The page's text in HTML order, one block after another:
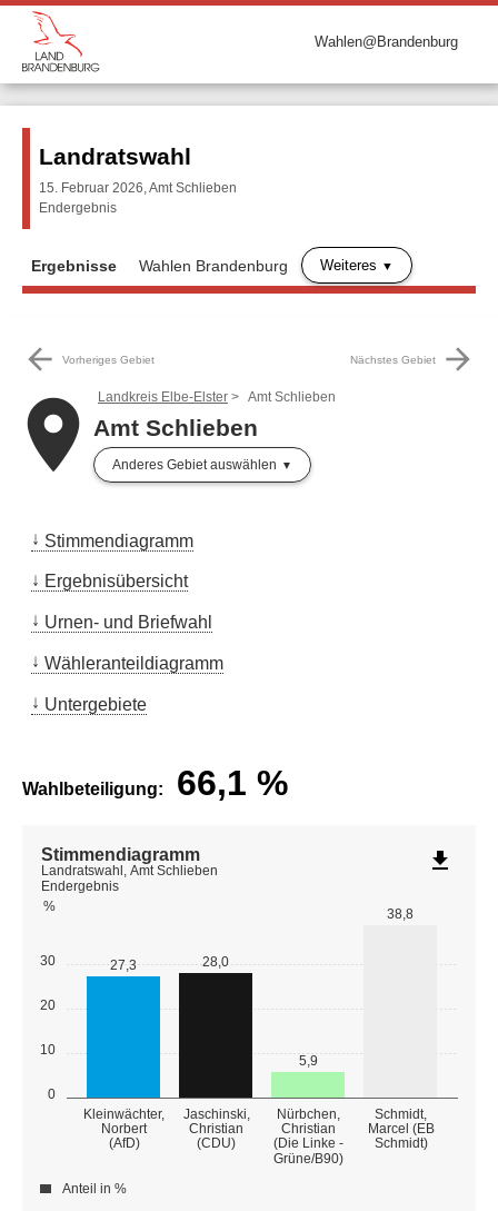
Wahlen@Brandenburg
Landratswahl
15. Februar 2026, Amt Schlieben
Endergebnis
Ergebnisse Wahlen Brandenburg Weiteres
arrow_back Vorheriges Gebiet Nächstes Gebiet arrow_forward
placeLandkreis Elbe-Elster Amt Schlieben
Amt Schlieben
Anderes Gebiet auswählen
Stimmendiagramm
Ergebnisübersicht
Urnen- und Briefwahl
Wähleranteildiagramm
Untergebiete
Wahlbeteiligung: 66,1 %
0
10
20
30
%
Kleinwächter,
Norbert
(AfD)
Jaschinski,
Christian
(CDU)
Nürbchen,
Christian
(Die Linke -
Grüne/B90)
Schmidt,
Marcel (EB
Schmidt)
27,3 28,0
5,9
38,8
Stimmendiagramm
Landratswahl, Amt Schlieben
Endergebnis
Anteil in %
file_download